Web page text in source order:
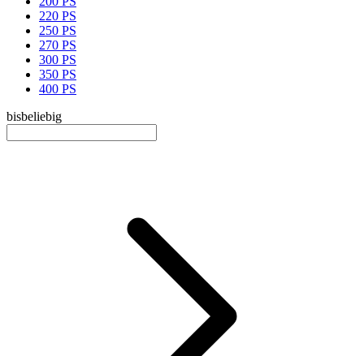
220 PS
250 PS
270 PS
300 PS
350 PS
400 PS
bisbeliebig